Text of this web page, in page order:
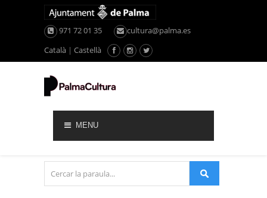
971 72 01 35
cultura@palma.es
Català | Castellà
MENU